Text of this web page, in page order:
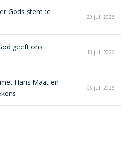
Gods stem te
20 juli 2026
geeft ons
13 juli 2026
Hans Maat en
06 juli 2026